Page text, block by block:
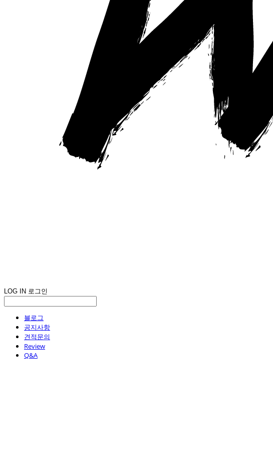
LOG IN 로그인
블로그
공지사항
견적문의
Review
Q&A